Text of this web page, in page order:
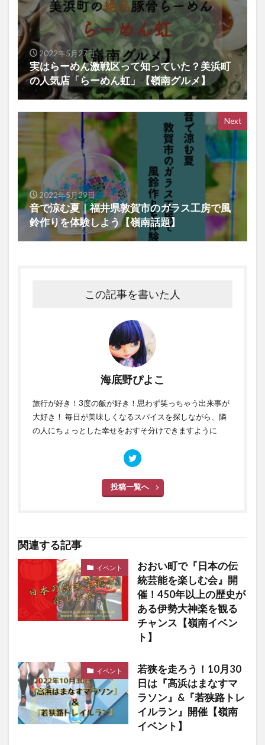
2022年5月27日
実はらーめん激戦区って知っていた？美浜町
の人気店「らーめん虹」【嶺南グルメ】
Next
2022年5月29日
音で涼む夏｜福井県敦賀市のガラス工房で風
鈴作りを体験しよう【嶺南話題】
この記事を書いた人
海底野ぴよこ
旅行が好き！3度の飯が好き！思わず笑っちゃう出来事が
大好き！ 毎日が美味しくなるスパイスを探しながら、隣
の人にちょっとした幸せをおすそ分けできますように
投稿一覧へ
関連する記事
イベント
おおい町で『日本の伝
統芸能を楽しむ会』開
催！450年以上の歴史が
ある伊勢大神楽を観る
チャンス【嶺南イベン
ト】
イベント
若狭を走ろう！10月30
日は『高浜はまなすマ
ラソン』&『若狭路トレ
イルラン』開催【嶺南
イベント】